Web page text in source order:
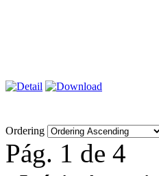
Ordering
Pág. 1 de 4